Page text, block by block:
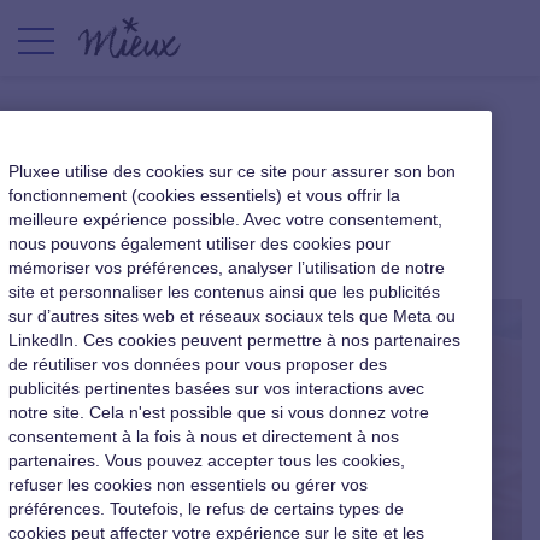
Une prime sommeil, ça vous
dit ?
|22 avril 2016
Pluxee utilise des cookies sur ce site pour assurer son bon
fonctionnement (cookies essentiels) et vous offrir la
meilleure expérience possible. Avec votre consentement,
nous pouvons également utiliser des cookies pour
mémoriser vos préférences, analyser l’utilisation de notre
site et personnaliser les contenus ainsi que les publicités
sur d’autres sites web et réseaux sociaux tels que Meta ou
LinkedIn. Ces cookies peuvent permettre à nos partenaires
de réutiliser vos données pour vous proposer des
publicités pertinentes basées sur vos interactions avec
notre site. Cela n'est possible que si vous donnez votre
consentement à la fois à nous et directement à nos
partenaires. Vous pouvez accepter tous les cookies,
refuser les cookies non essentiels ou gérer vos
préférences. Toutefois, le refus de certains types de
cookies peut affecter votre expérience sur le site et les